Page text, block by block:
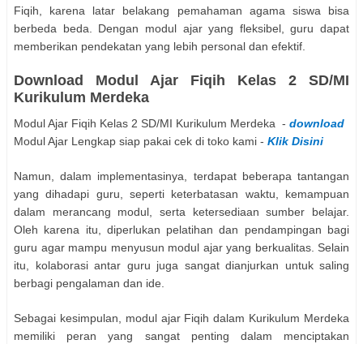
Fiqih, karena latar belakang pemahaman agama siswa bisa
berbeda beda. Dengan modul ajar yang fleksibel, guru dapat
memberikan pendekatan yang lebih personal dan efektif.
Download Modul Ajar Fiqih Kelas 2 SD/MI
Kurikulum Merdeka
Modul Ajar Fiqih Kelas 2 SD/MI Kurikulum Merdeka - download
Modul Ajar Lengkap siap pakai cek di toko kami - Klik Disini
Namun, dalam implementasinya, terdapat beberapa tantangan
yang dihadapi guru, seperti keterbatasan waktu, kemampuan
dalam merancang modul, serta ketersediaan sumber belajar.
Oleh karena itu, diperlukan pelatihan dan pendampingan bagi
guru agar mampu menyusun modul ajar yang berkualitas. Selain
itu, kolaborasi antar guru juga sangat dianjurkan untuk saling
berbagi pengalaman dan ide.
Sebagai kesimpulan, modul ajar Fiqih dalam Kurikulum Merdeka
memiliki peran yang sangat penting dalam menciptakan